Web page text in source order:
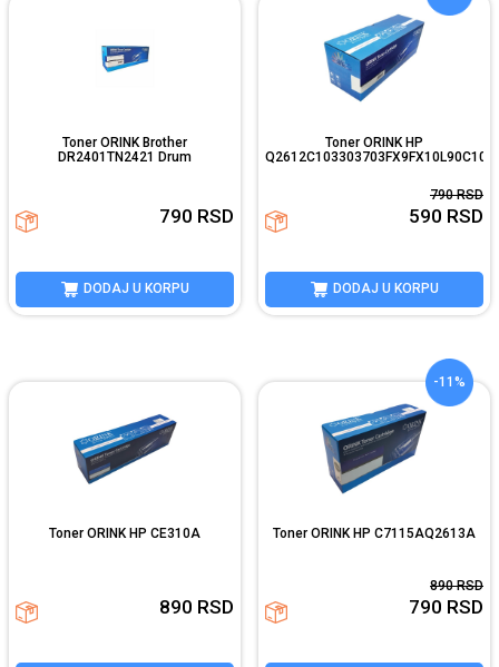
Toner ORINK Brother
DR2401TN2421 Drum
790 RSD
DODAJ U KORPU
Toner ORINK HP
Q2612C103303703FX9FX10L90C104
790RSD
590 RSD
DODAJ U KORPU
Toner ORINK HP CE310A
890 RSD
-11%
Toner ORINK HP C7115AQ2613A
890RSD
790 RSD